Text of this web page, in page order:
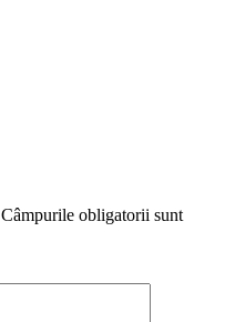
Câmpurile obligatorii sunt